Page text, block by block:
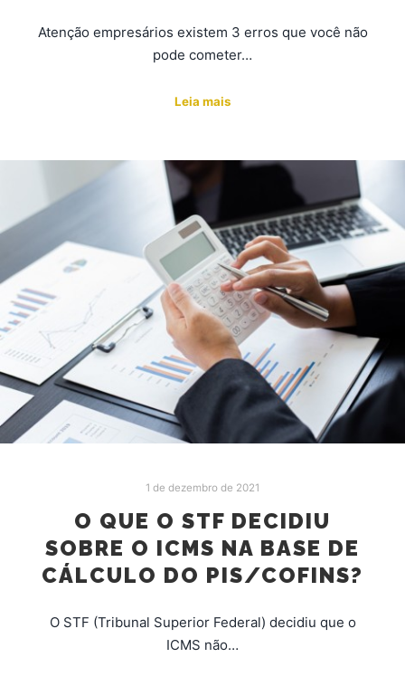
Atenção empresários existem 3 erros que você não
pode cometer…
Leia mais
1 de dezembro de 2021
O QUE O STF DECIDIU
SOBRE O ICMS NA BASE DE
CÁLCULO DO PIS/COFINS?
O STF (Tribunal Superior Federal) decidiu que o
ICMS não…